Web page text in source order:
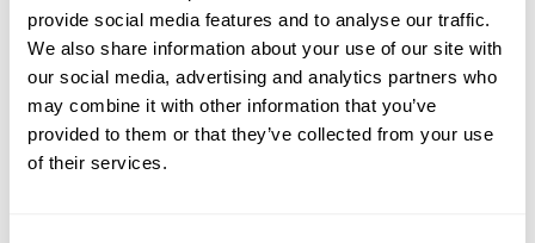
provide social media features and to analyse our traffic.
We also share information about your use of our site with
our social media, advertising and analytics partners who
may combine it with other information that you’ve
provided to them or that they’ve collected from your use
of their services.
中國：信貸需求和流動性趨
勢 – 星展銀行
2026-08-08 05:52:10 (GMT+0)